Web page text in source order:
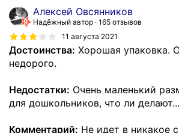
Алексей Овсянников
Надёжный автор 165 отзывов
11 августа 2021
Достоинства: Хорошая упаковка.
недорого.
Недостатки: Очень маленький
для дошкольников, что ли
Комментарий: Не идет в никакое